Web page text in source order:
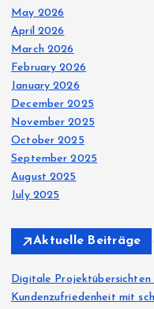
May 2026
April 2026
March 2026
February 2026
January 2026
December 2025
November 2025
October 2025
September 2025
August 2025
July 2025
Aktuelle Beiträge
Digitale
Kundenzufriedenheit mit